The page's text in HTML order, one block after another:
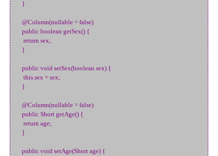
}
@Column(nullable = false)
public boolean getSex() {
return sex;
}
public void setSex(boolean sex) {
this.sex = sex;
}
@Column(nullable = false)
public Short getAge() {
return age;
}
public void setAge(Short age) {